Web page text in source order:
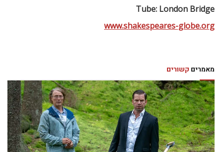
Tube: London Bridge
www.shakespeares-globe.org
מאמרים קשורים